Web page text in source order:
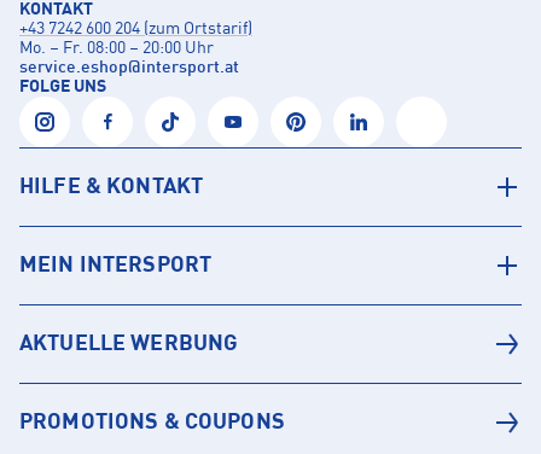
KONTAKT
+43 7242 600 204 (zum Ortstarif)
Mo. – Fr. 08:00 – 20:00 Uhr
service.eshop@intersport.at
FOLGE UNS
HILFE & KONTAKT
MEIN INTERSPORT
AKTUELLE WERBUNG
PROMOTIONS & COUPONS